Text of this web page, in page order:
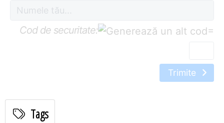
Cod de securitate: =
Trimite
Tags